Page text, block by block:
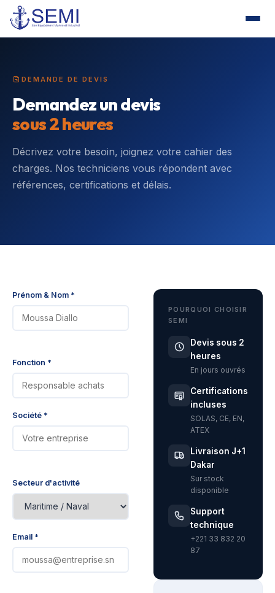
DEMANDE DE DEVIS
Demandez un devis
sous 2 heures
Décrivez votre besoin, joignez votre cahier des
charges. Nos techniciens vous répondent avec
références, certifications et délais.
Prénom & Nom *
Fonction *
Société *
Secteur d'activité
Email *
POURQUOI CHOISIR
SEMI
Devis sous 2
heures
En jours ouvrés
Certifications
incluses
SOLAS, CE, EN,
ATEX
Livraison J+1
Dakar
Sur stock
disponible
Support
technique
+221 33 832 20
87